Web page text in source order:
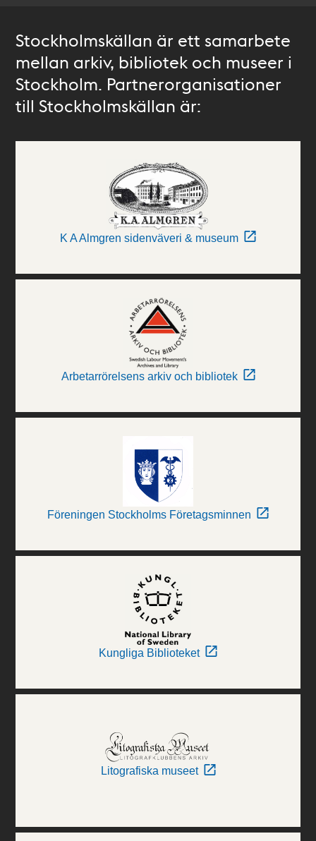
Stockholmskällan är ett samarbete
mellan arkiv, bibliotek och museer i
Stockholm. Partnerorganisationer
till Stockholmskällan är:
K A Almgren sidenväveri & museum
Arbetarrörelsens arkiv och bibliotek
Föreningen Stockholms Företagsminnen
Kungliga Biblioteket
Litografiska museet